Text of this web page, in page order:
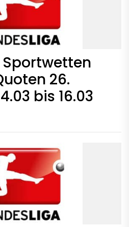
26.
bis 16.03